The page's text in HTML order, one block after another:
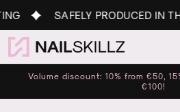
Skip to
content
SAFELY PRODUCED IN
Volume discount: 10% from €50,
€100!